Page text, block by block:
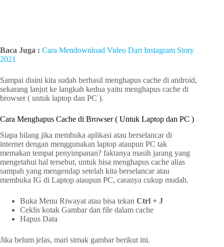
Baca Juga : Cara Mendownload Video Dari Instagram Story
2021
Sampai disini kita sudah berhasil menghapus cache di android,
sekarang lanjut ke langkah kedua yaitu menghapus cache di
browser ( untuk laptop dan PC ).
Cara Menghapus Cache di Browser ( Untuk Laptop dan PC )
Siapa bilang jika membuka aplikasi atau berselancar di
internet dengan menggunakan laptop ataupun PC tak
memakan tempat penyimpanan? faktanya masih jarang yang
mengetahui hal tersebut, untuk bisa menghapus cache alias
sampah yang mengendap setelah kita berselancar atau
membuka IG di Laptop ataupun PC, caranya cukup mudah.
Buka Menu Riwayat atau bisa tekan Ctrl + J
Ceklis kotak Gambar dan file dalam cache
Hapus Data
Jika belum jelas, mari simak gambar berikut ini.